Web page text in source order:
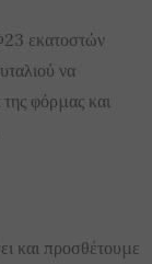
εκατοστών
να
φόρμας και
και προσθέτουμε